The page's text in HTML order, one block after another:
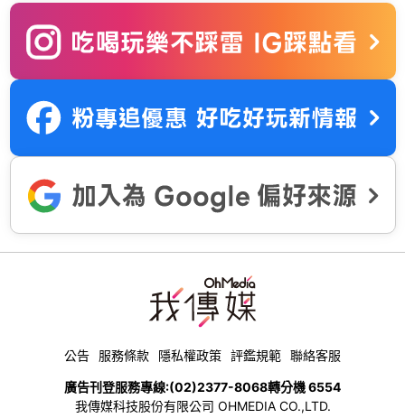
公告 服務條款 隱私權政策 評鑑規範 聯絡客服
廣告刊登服務專線:(02)2377-8068轉分機 6554
我傳媒科技股份有限公司 OHMEDIA CO.,LTD.